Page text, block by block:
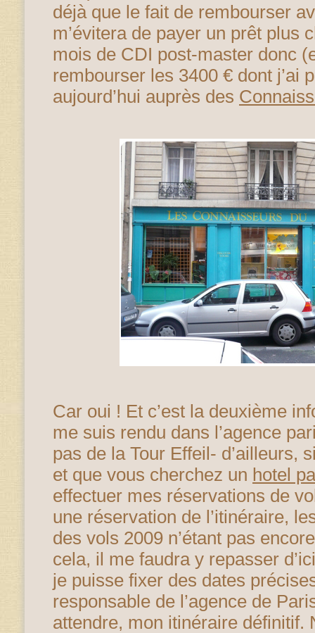
déjà que le fait de rembourser
m’évitera de payer un prêt plus
mois de CDI post-master donc
rembourser les 3400 € dont j’ai
aujourd’hui auprès des
Car oui ! Et c’est la deuxième
me suis rendu dans l’agence
pas de la Tour Effeil- d’ailleurs,
et que vous cherchez un hotel
effectuer mes réservations de
une réservation de l’itinéraire,
des vols 2009 n’étant pas
cela, il me faudra y repasser
je puisse fixer des dates
responsable de l’agence de
attendre, mon itinéraire définitif.